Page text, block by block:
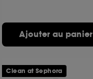
Ajouter au panier
Clean at Sephora